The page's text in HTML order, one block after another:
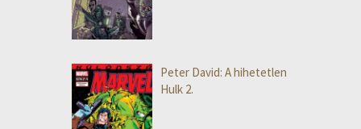
Peter David: A hihetetlen
Hulk 2.